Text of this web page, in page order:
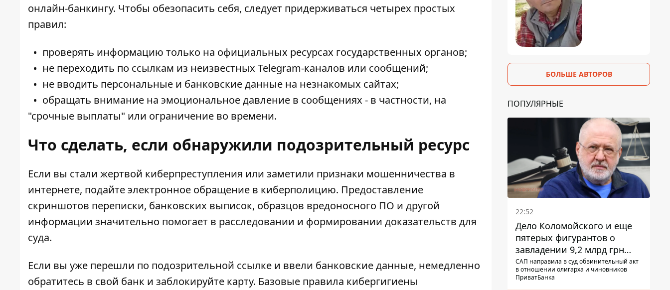
онлайн-банкингу. Чтобы обезопасить себя, следует придерживаться четырех простых
правил:
проверять информацию только на официальных ресурсах государственных органов;
не переходить по ссылкам из неизвестных Telegram-каналов или сообщений;
не вводить персональные и банковские данные на незнакомых сайтах;
обращать внимание на эмоциональное давление в сообщениях - в частности, на
"срочные выплаты" или ограничение во времени.
Что сделать, если обнаружили подозрительный ресурс
Если вы стали жертвой киберпреступления или заметили признаки мошенничества в
интернете, подайте электронное обращение в киберполицию. Предоставление
скриншотов переписки, банковских выписок, образцов вредоносного ПО и другой
информации значительно помогает в расследовании и формировании доказательств для
суда.
Если вы уже перешли по подозрительной ссылке и ввели банковские данные, немедленно
обратитесь в свой банк и заблокируйте карту. Базовые правила кибергигиены
БОЛЬШЕ АВТОРОВ
ПОПУЛЯРНЫЕ
22:52
Дело Коломойского и еще
пятерых фигурантов о
завладении 9,2 млрд грн
ПриватБанка направили в
суд
САП направила в суд обвинительный акт
в отношении олигарха и чиновников
ПриватБанка